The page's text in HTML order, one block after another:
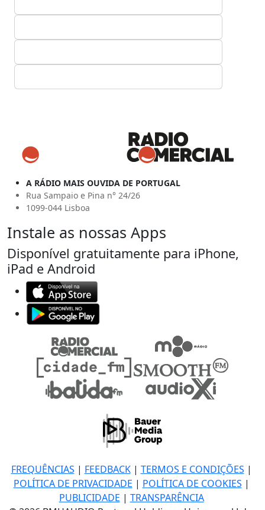
A RÁDIO MAIS OUVIDA DE PORTUGAL
Rua Sampaio e Pina n° 24/26
1099-044 Lisboa
Instale as nossas Apps
Disponível gratuitamente para iPhone,
iPad e Android
FREQUÊNCIAS | FEEDBACK| TERMOS E CONDIÇÕES |
POLÍTICA DE PRIVACIDADE | POLÍTICA DE COOKIES |
PUBLICIDADE | TRANSPARÊNCIA